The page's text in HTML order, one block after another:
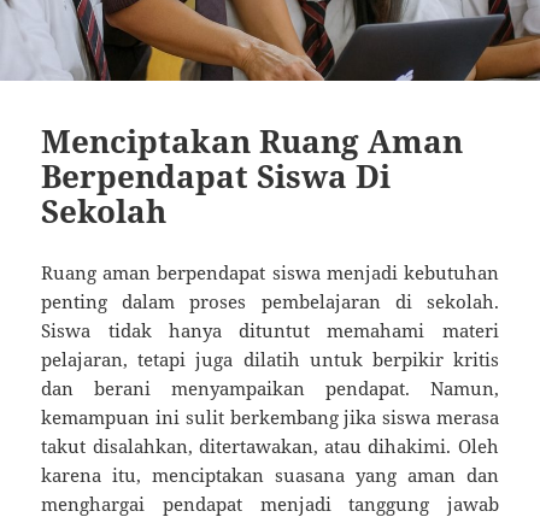
Menciptakan Ruang Aman
Berpendapat Siswa Di
Sekolah
Ruang aman berpendapat siswa menjadi kebutuhan
penting dalam proses pembelajaran di sekolah.
Siswa tidak hanya dituntut memahami materi
pelajaran, tetapi juga dilatih untuk berpikir kritis
dan berani menyampaikan pendapat. Namun,
kemampuan ini sulit berkembang jika siswa merasa
takut disalahkan, ditertawakan, atau dihakimi. Oleh
karena itu, menciptakan suasana yang aman dan
menghargai pendapat menjadi tanggung jawab